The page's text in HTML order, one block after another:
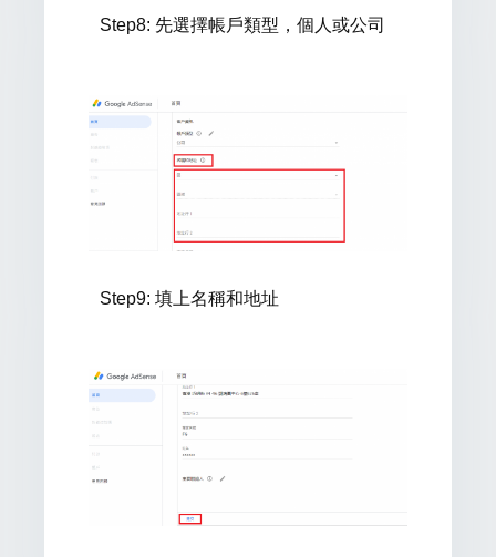
Step8: 先選擇帳戶類型，個人或公司
Step9: 填上名稱和地址